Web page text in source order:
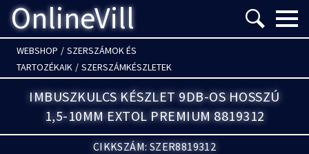
OnlineVill Menü
WEBSHOP / SZERSZÁMOK ÉS
TARTOZÉKAIK / SZERSZÁMKÉSZLETEK
IMBUSZKULCS KÉSZLET 9DB-OS HOSSZÚ
1,5-10MM EXTOL PREMIUM 8819312
CIKKSZÁM: SZER8819312